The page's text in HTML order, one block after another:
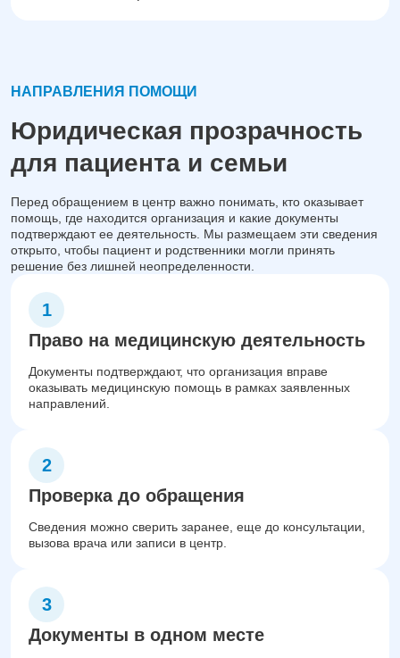
НАПРАВЛЕНИЯ ПОМОЩИ
Юридическая прозрачность
для пациента и семьи
Перед обращением в центр важно понимать, кто оказывает
помощь, где находится организация и какие документы
подтверждают ее деятельность. Мы размещаем эти сведения
открыто, чтобы пациент и родственники могли принять
решение без лишней неопределенности.
Право на медицинскую деятельность
Документы подтверждают, что организация вправе
оказывать медицинскую помощь в рамках заявленных
направлений.
Проверка до обращения
Сведения можно сверить заранее, еще до консультации,
вызова врача или записи в центр.
Документы в одном месте